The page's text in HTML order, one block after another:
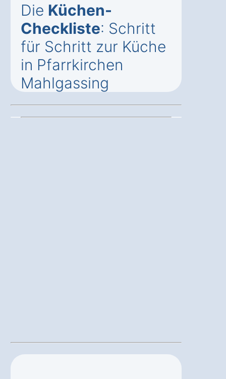
Die Küchen-
Checkliste: Schritt
für Schritt zur Küche
in Pfarrkirchen
Mahlgassing